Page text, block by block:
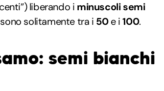
liberando i minuscoli semi
solitamente tra i 50e i100.
semi bianchi